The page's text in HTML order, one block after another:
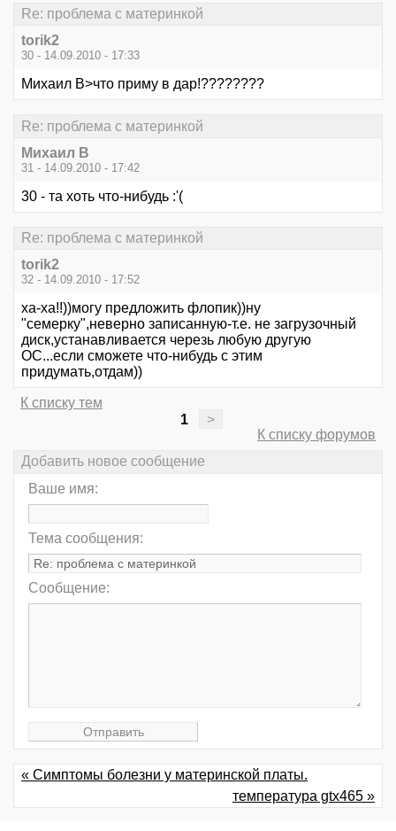
Re: проблема с материнкой
torik2
30 - 14.09.2010 - 17:33
Михаил В>что приму в дар!????????
Re: проблема с материнкой
Михаил В
31 - 14.09.2010 - 17:42
30 - та хоть что-нибудь :'(
Re: проблема с материнкой
torik2
32 - 14.09.2010 - 17:52
ха-ха!!))могу предложить флопик))ну
"семерку",неверно записанную-т.е. не загрузочный
диск,устанавливается черезь любую другую
ОС...если сможете что-нибудь с этим
придумать,отдам))
К списку тем
1
>
К списку форумов
Добавить новое сообщение
Ваше имя:
Тема сообщения:
Сообщение:
« Симптомы болезни у материнской платы.
температура gtx465 »